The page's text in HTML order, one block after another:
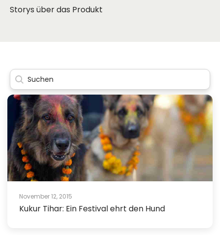
Storys über das Produkt
November 12, 2015
Kukur Tihar: Ein Festival ehrt den Hund